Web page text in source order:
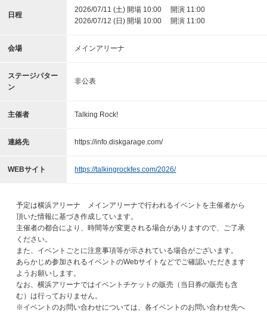
日程
2026/07/11 (土) 開場 10:00 開演 11:00
2026/07/12 (日) 開場 10:00 開演 11:00
会場 メインアリーナ
ステージパター
ン
非公表
主催者 Talking Rock!
連絡先 https://info.diskgarage.com/
WEBサイト https://talkingrockfes.com/2026/
予定は横浜アリーナ メインアリーナで行われるイベントを主催者から
頂いた情報に基づき作成しています。
主催者の都合により、時間等が変更される場合がありますので、ご了承
ください。
また、イベントごとに注意事項等が⽰されている場合がございます。
あらかじめ参加されるイベントのWebサイトなどでご確認いただきます
ようお願いします。
なお、横浜アリーナではイベントチケットの販売（当日券の販売も含
む）は行っておりません。
※イベントのお問い合わせについては、各イベントのお問い合わせ先へ